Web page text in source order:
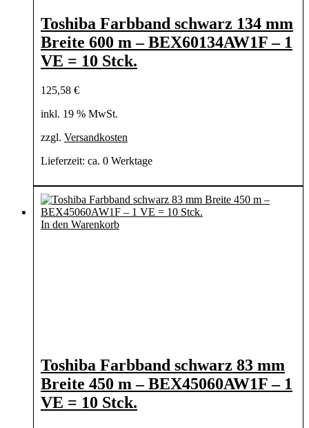
Toshiba Farbband schwarz 134 mm
Breite 600 m – BEX60134AW1F – 1
VE = 10 Stck.
125,58 €
inkl. 19 % MwSt.
zzgl. Versandkosten
Lieferzeit: ca. 0 Werktage
In den Warenkorb
Toshiba Farbband schwarz 83 mm
Breite 450 m – BEX45060AW1F – 1
VE = 10 Stck.